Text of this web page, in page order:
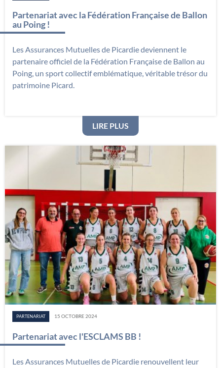
Partenariat avec la Fédération Française de Ballon
au Poing !
Les Assurances Mutuelles de Picardie deviennent le
partenaire officiel de la Fédération Française de Ballon au
Poing, un sport collectif emblématique, véritable trésor du
patrimoine Picard.
LIRE PLUS
PARTENARIAT 15 OCTOBRE 2024
Partenariat avec l'ESCLAMS BB !
Les Assurances Mutuelles de Picardie renouvellent leur